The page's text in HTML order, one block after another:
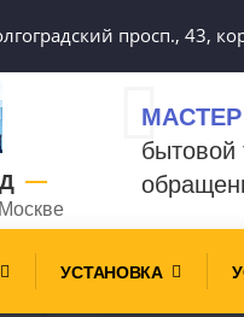
просп., 43,
бытовой
УСТАНОВКА